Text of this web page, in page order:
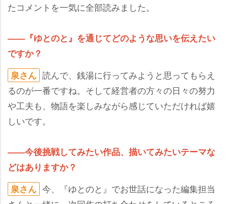
たコメントを一気に全部読みました。
――『ゆとのと』を通じてどのような思いを伝えたい
ですか？
泉さん 読んで、銭湯に行ってみようと思ってもらえ
るのが一番ですね。そして経営者の方々の日々の努力
工夫も、物語を楽しみながら感じていただければ嬉
しいです。
――今後挑戦してみたい作品、描いてみたいテーマな
どはありますか？
泉さん 今、『ゆとのと』でお世話になった編集担当